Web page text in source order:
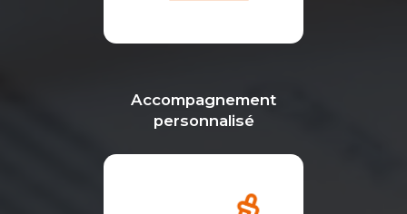
Accompagnement
personnalisé